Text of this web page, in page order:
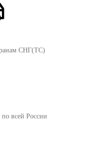
СНГ(ТС)
всей России